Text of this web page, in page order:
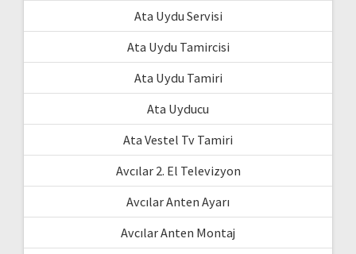
Ata Uydu Servisi
Ata Uydu Tamircisi
Ata Uydu Tamiri
Ata Uyducu
Ata Vestel Tv Tamiri
Avcılar 2. El Televizyon
Avcılar Anten Ayarı
Avcılar Anten Montaj